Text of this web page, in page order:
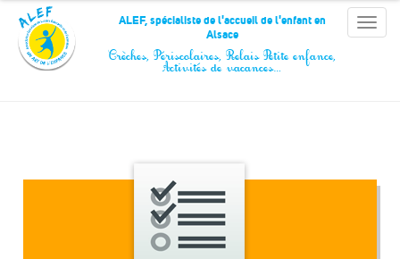
Panneau de gestion des cookies
Toggle
ALEF, spécialiste de l'accueil de l'enfant en
Alsace
Crèches, Périscolaires, Relais Petite enfance,
Activités de vacances…